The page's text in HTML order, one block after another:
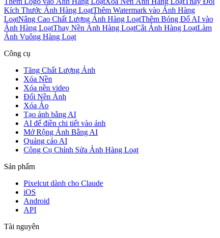
Kích Thước Ảnh Hàng LoạtThêm Watermark vào Ảnh Hàng
LoạtNâng Cao Chất Lượng Ảnh Hàng LoạtThêm Bóng Đổ AI vào
Ảnh Hàng LoạtThay Nền Ảnh Hàng LoạtCắt Ảnh Hàng LoạtLàm
Ảnh Vuông Hàng Loạt
Công cụ
Tăng Chất Lượng Ảnh
Xóa Nền
Xóa nền video
Đổi Nền Ảnh
Xóa Ảo
Tạo ảnh bằng AI
AI để điền chi tiết vào ảnh
Mở Rộng Ảnh Bằng AI
Quảng cáo AI
Công Cụ Chỉnh Sửa Ảnh Hàng Loạt
Sản phẩm
Pixelcut dành cho Claude
iOS
Android
API
Tài nguyên